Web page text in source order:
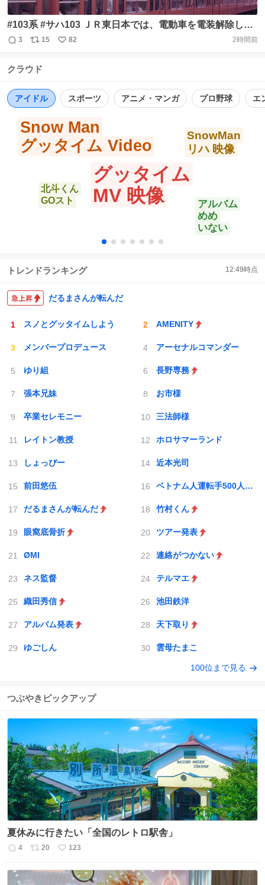
#103系 #サハ103 ＪＲ東日本では、電動車を電装解除して
サハ103にした区分は、サハ103の800番台となりました。
した区分は、サハ103の2500番台となりました。
返
数
3
リ
ス
数
15
い
82 2時間前
クラウド
アイドル スポーツ アニメ・マンガ プロ野球 エ
グッタイム
MV 映像
Snow Man
グッタイム Video
SnowMan
リハ 映像
北斗くん
GOスト
アルバム
めめ
いない
トレンドランキング 12:49時点
だるまさんが転んだ
スノとグッタイムしよう AMENITY
メンバープロデュース アーセナルコマンダー
ゆり組 長野専務
張本兄妹 お市様
卒業セレモニー 三法師様
レイトン教授 ホロサマーランド
しょっぴー 近本光司
前田悠伍 ベトナム人運転手500人採用
だるまさんが転んだ 竹村くん
眼窩底骨折 ツアー発表
ØMI 連絡がつかない
ネス監督 テルマエ
織田秀信 池田鉄洋
アルバム発表 天下取り
ゆごしん 雲母たまこ
100位まで見る
つぶやきピックアップ
夏休みに行きたい「全国のレトロ駅舎」
返
4
リ
20
い
123